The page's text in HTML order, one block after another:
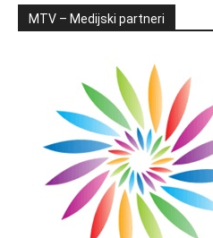
MTV – Medijski partneri